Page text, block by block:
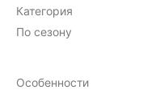
Категория
По сезону
Особенности